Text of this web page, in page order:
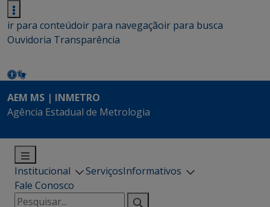
ir para conteúdoir para navegaçãoir para busca
Ouvidoria Transparência
AEM MS | INMETRO
Agência Estadual de Metrologia
Institucional ServiçosInformativos
Fale Conosco
Pesquisar